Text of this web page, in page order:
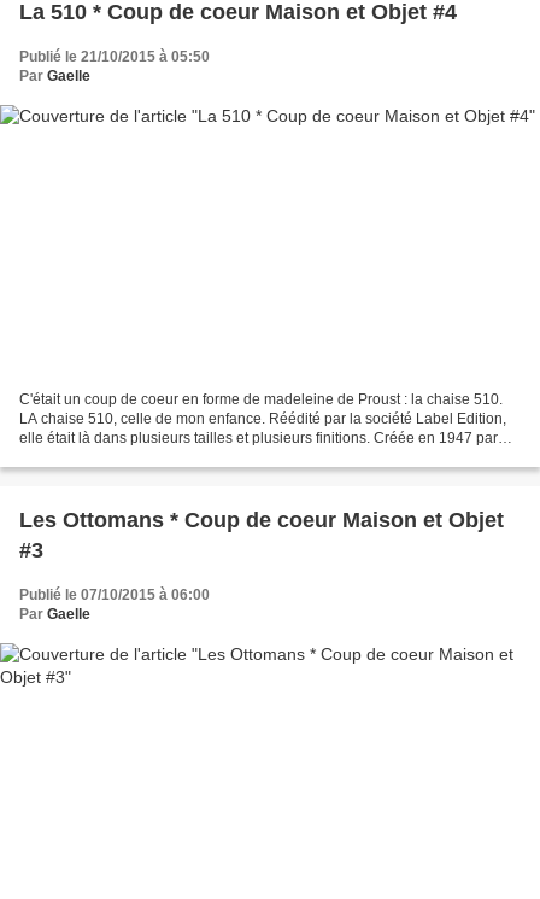
La 510 * Coup de coeur Maison et Objet #4
Publié le 21/10/2015 à 05:50
Par Gaelle
C'était un coup de coeur en forme de madeleine de Proust : la chaise 510.
LA chaise 510, celle de mon enfance. Réédité par la société Label Edition,
elle était là dans plusieurs tailles et plusieurs finitions. Créée en 1947 par
Les Ottomans * Coup de coeur Maison et Objet
#3
Publié le 07/10/2015 à 06:00
Par Gaelle